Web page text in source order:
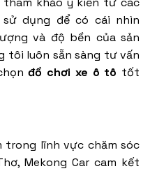
dụng để có cái nhìn
và độ bền của sản
tôi luôn sẵn sàng tư vấn
đồ chơi xe ô tô tốt
trong lĩnh vực chăm sóc
Mekong Car cam kết